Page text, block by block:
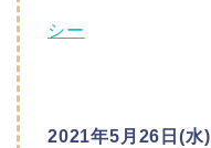
シー
2021年5月26日(水)